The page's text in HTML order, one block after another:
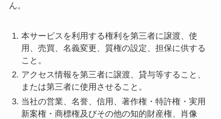
ん。
本サービスを利用する権利を第三者に譲渡、使
用、売買、名義変更、質権の設定、担保に供する
こと。
アクセス情報を第三者に譲渡、貸与等すること、
または第三者に使用させること。
当社の営業、名誉、信用、著作権・特許権・実用
新案権・商標権及びその他の知的財産権、肖像